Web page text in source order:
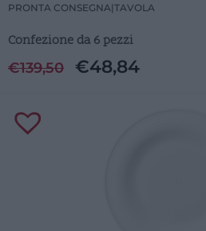
PRONTA CONSEGNA|TAVOLA
Confezione da 6 pezzi
€139,50 €48,84